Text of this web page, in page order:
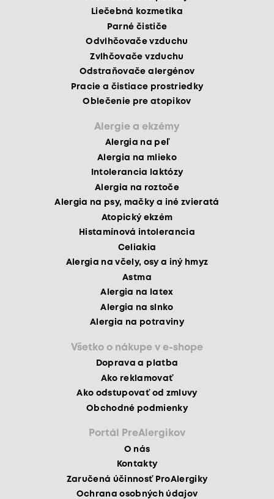
Liečebná kozmetika
Parné čističe
Odvlhčovače vzduchu
Zvlhčovače vzduchu
Odstraňovače alergénov
Pracie a čistiace prostriedky
Oblečenie pre atopikov
Alergie a ekzémy
Alergia na peľ
Alergia na mlieko
Intolerancia laktózy
Alergia na roztoče
Alergia na psy, mačky a iné zvieratá
Atopický ekzém
Histamínová intolerancia
Celiakia
Alergia na včely, osy a iný hmyz
Astma
Alergia na latex
Alergia na slnko
Alergia na potraviny
Všetko o nákupe v e-shope
Doprava a platba
Ako reklamovať
Ako odstupovať od zmluvy
Obchodné podmienky
Portál PreAlergikov
O nás
Kontakty
Zaručená účinnosť ProAlergiky
Ochrana osobných údajov